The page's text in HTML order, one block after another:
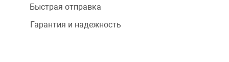
Быстрая отправка
Гарантия и надежность